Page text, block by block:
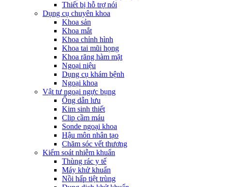
Thiết bị hỗ trợ nói
Dụng cụ chuyên khoa
Khoa sản
Khoa mắt
Khoa chỉnh hình
Khoa tai mũi họng
Khoa răng hàm mặt
Ngoại niệu
Dụng cụ khám bệnh
Ngoại khoa
Vật tư ngoại ngực bụng
Ống dẫn lưu
Kim sinh thiết
Clip cầm máu
Sonde ngoại khoa
Hậu môn nhân tạo
Chăm sóc vết thương
Kiểm soát nhiễm khuẩn
Thùng rác y tế
Máy khử khuẩn
Nồi hấp tiệt trùng